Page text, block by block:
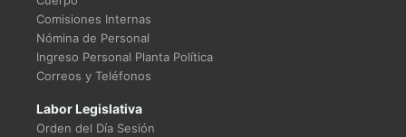
Comisiones Internas
Nómina de Personal
Ingreso Personal Planta Política
Correos y Teléfonos
Labor Legislativa
Orden del Día Sesión